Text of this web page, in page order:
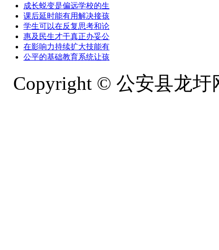
成长蜕变是偏远学校的生
课后延时能有用解决接孩
学生可以在反复思考和论
惠及民生才干真正办妥公
在影响力持续扩大技能有
公平的基础教育系统让孩
Copyright © 公安县龙圩